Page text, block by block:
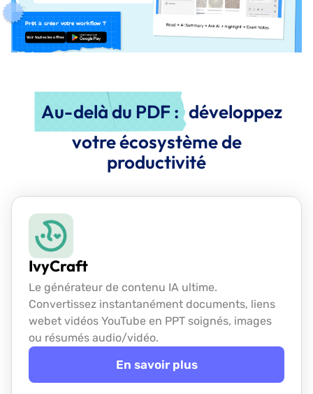
Prêt à créer votre workflow ?
Voir toutes les offres TÉLÉCHARGER
Au-delà du PDF : développez
votre écosystème de
productivité
IvyCraft
Le générateur de contenu IA ultime.
Convertissez instantanément documents, liens
webet vidéos YouTube en PPT soignés, images
ou résumés audio/vidéo.
En savoir plus